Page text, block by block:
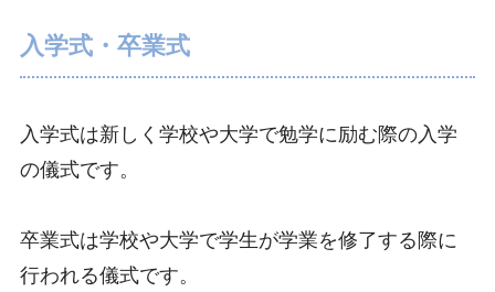
入学式・卒業式
入学式は新しく学校や大学で勉学に励む際の入学
の儀式です。
卒業式は学校や大学で学生が学業を修了する際に
行われる儀式です。